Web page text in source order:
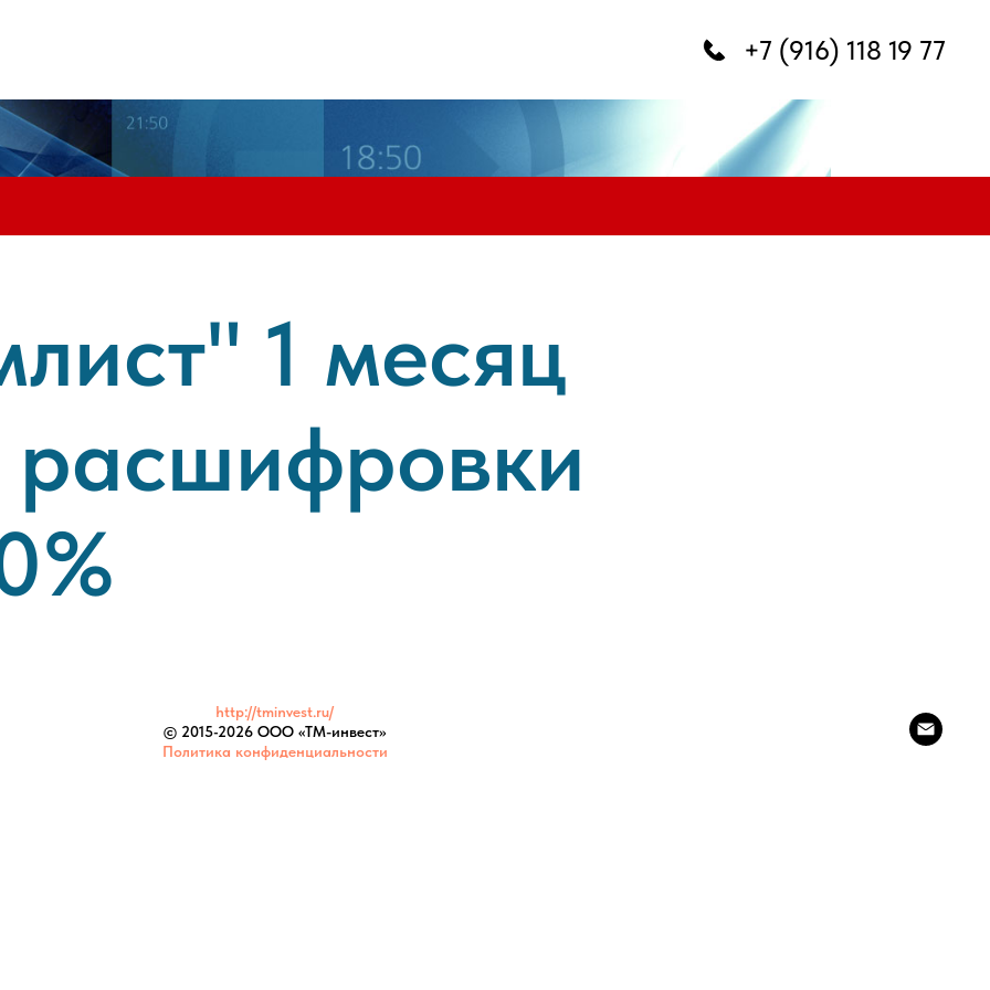
+7 (916) 118 19 77
1 месяц
расшифровки
http://tminvest.ru/
© 2015-2026 ООО «ТМ-инвест»
Политика конфиденциальности